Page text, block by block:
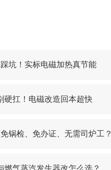
坑！实标电磁加热真节能
硬扛！电磁改造回本超快
锅检、免办证、无需司炉工？